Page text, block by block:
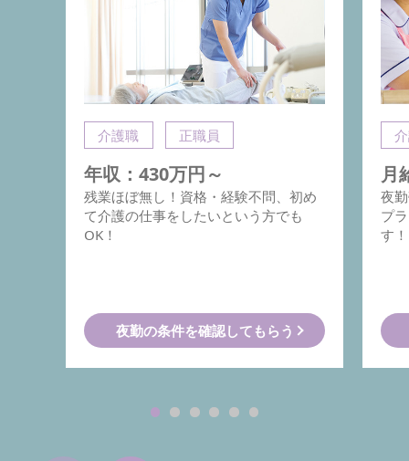
介護職 正職員
年収：430万円～
残業ほぼ無し！資格・経験不問、初め
て介護の仕事をしたいという方でも
OK！
夜勤の条件を確認してもらう
月
夜
プ
す！